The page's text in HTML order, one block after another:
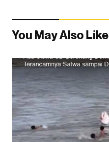
You May Also Like